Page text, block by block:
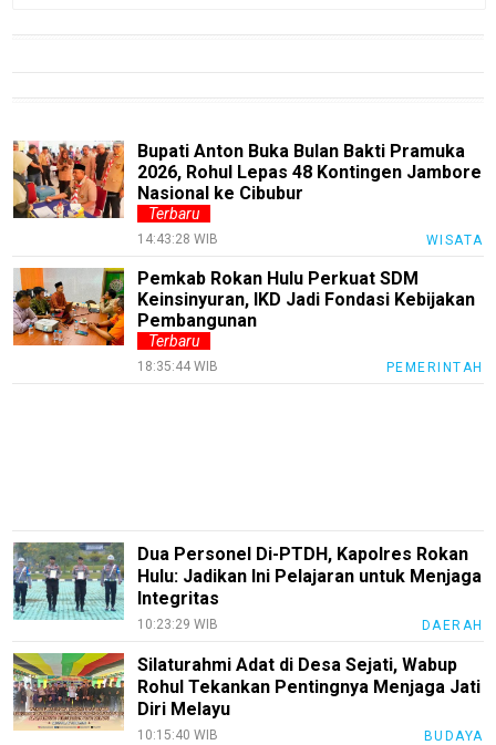
Bupati Anton Buka Bulan Bakti Pramuka
2026, Rohul Lepas 48 Kontingen Jambore
Nasional ke Cibubur
Terbaru
14:43:28 WIB WISATA
Pemkab Rokan Hulu Perkuat SDM
Keinsinyuran, IKD Jadi Fondasi Kebijakan
Pembangunan
Terbaru
18:35:44 WIB PEMERINTAH
Dua Personel Di-PTDH, Kapolres Rokan
Hulu: Jadikan Ini Pelajaran untuk Menjaga
Integritas
10:23:29 WIB DAERAH
Silaturahmi Adat di Desa Sejati, Wabup
Rohul Tekankan Pentingnya Menjaga Jati
Diri Melayu
10:15:40 WIB BUDAYA
Recipes
Loker
KuansingTerkini
Bisnis
Nusapos
Karir
Kode
Etik
Internal